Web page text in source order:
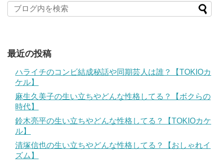
最近の投稿
ハライチのコンビ結成秘話や同期芸人は誰？【TOKIOカ
ケル】
麻生久美子の生い立ちやどんな性格してる？【ボクらの
時代】
鈴木亮平の生い立ちやどんな性格してる？【TOKIOカケ
ル】
清塚信也の生い立ちやどんな性格してる？【おしゃれイ
ズム】